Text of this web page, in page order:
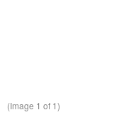
(Image 1 of 1)